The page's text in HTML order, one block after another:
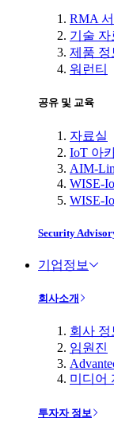
RMA
기술 자
제품 정
워런티
공유 및 교육
자료실
IoT 아
AIM-
WISE-
WISE-
Security
기업정보
회사소개
회사 정
임원진
미디어
투자자 정보